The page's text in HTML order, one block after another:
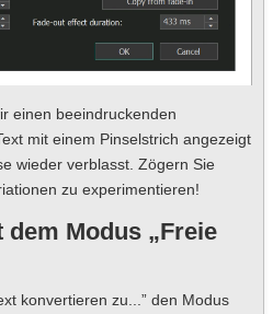
einen beeindruckenden
mit einem Pinselstrich angezeigt
wieder verblasst. Zögern Sie
zu experimentieren!
Modus „Freie
konvertieren zu...” den Modus